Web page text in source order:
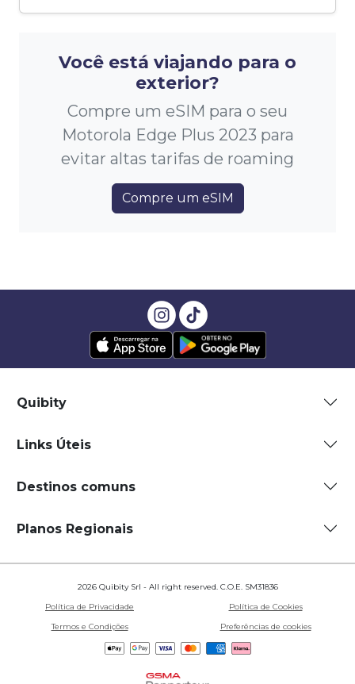
Você está viajando para o
exterior?
Compre um eSIM para o seu
Motorola Edge Plus 2023 para
evitar altas tarifas de roaming
Compre um eSIM
Quibity
Links Úteis
Destinos comuns
Planos Regionais
2026 Quibity Srl - All right reserved. C.O.E. SM31836
Política de Privacidade
Política de Cookies
Termos e Condições
Preferências de cookies